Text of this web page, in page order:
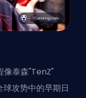
像泰森"TenZ"
攻势中的早期日